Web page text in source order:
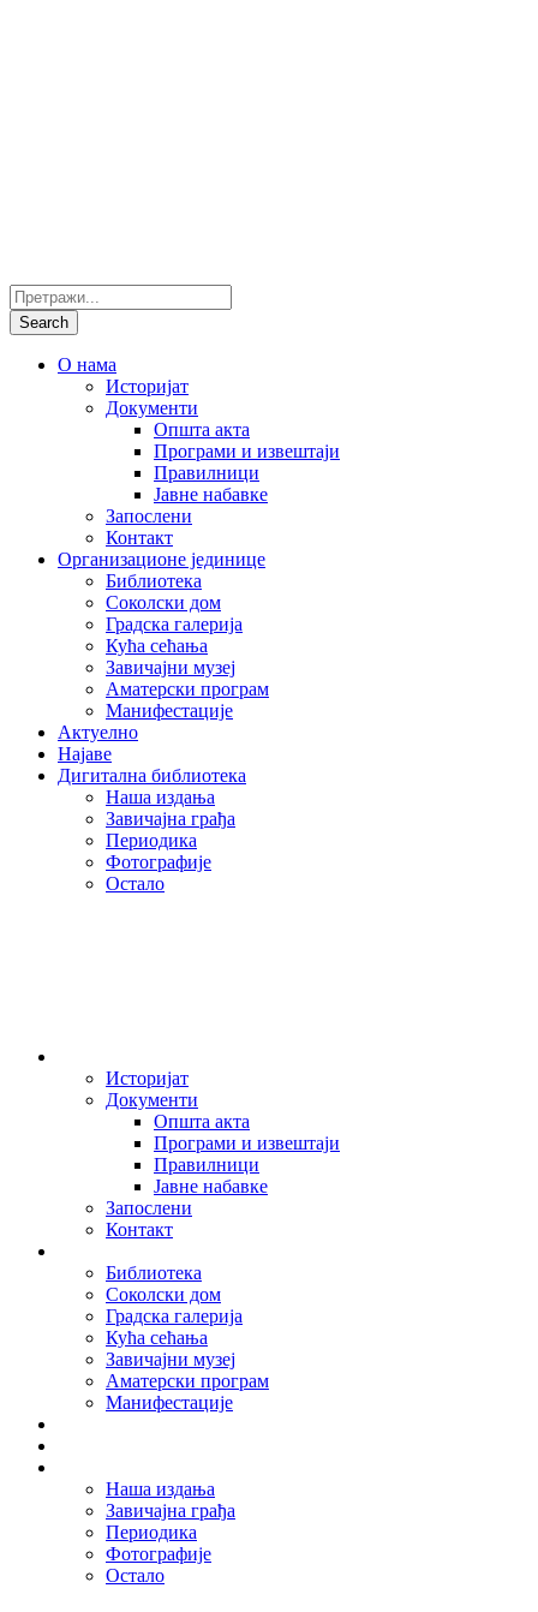
О нама
Историјат
Документи
Општа акта
Програми и извештаји
Правилници
Јавне набавке
Запослени
Контакт
Организационе јединице
Библиотека
Соколски дом
Градска галерија
Кућа сећања
Завичајни музеј
Аматерски програм
Манифестације
Актуелно
Најаве
Дигитална библиотека
Наша издања
Завичајна грађа
Периодика
Фотографије
Остало
Историјат
Документи
Општа акта
Програми и извештаји
Правилници
Јавне набавке
Запослени
Контакт
Библиотека
Соколски дом
Градска галерија
Кућа сећања
Завичајни музеј
Аматерски програм
Манифестације
Наша издања
Завичајна грађа
Периодика
Фотографије
Остало